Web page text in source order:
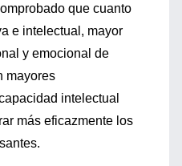
que cuanto
e intelectual, mayor
y emocional de
mayores
intelectual
más eficazmente los